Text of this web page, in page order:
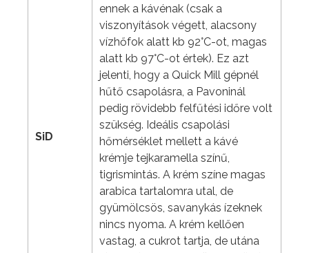
SiD
ennek a kávénak (csak a
viszonyítások végett, alacsony
vízhőfok alatt kb 92°C-ot, magas
alatt kb 97°C-ot értek). Ez azt
jelenti, hogy a Quick Mill gépnél
hűtő csapolásra, a Pavoninál
pedig rövidebb felfűtési időre volt
szükség. Ideális csapolási
hőmérséklet mellett a kávé
krémje tejkaramella színű,
tigrismintás. A krém színe magas
arabica tartalomra utal, de
gyümölcsös, savanykás ízeknek
nincs nyoma. A krém kellően
vastag, a cukrot tartja, de utána